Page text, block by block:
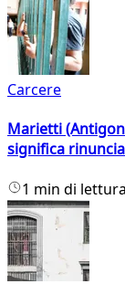
Carcere
Marietti
significa
1 min di lettura